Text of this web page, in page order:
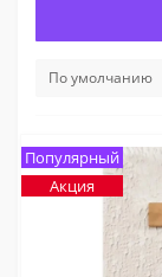
Популярный
Акция